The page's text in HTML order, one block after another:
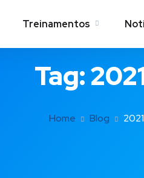
Treinamentos
Tag:
Home Blog 2021